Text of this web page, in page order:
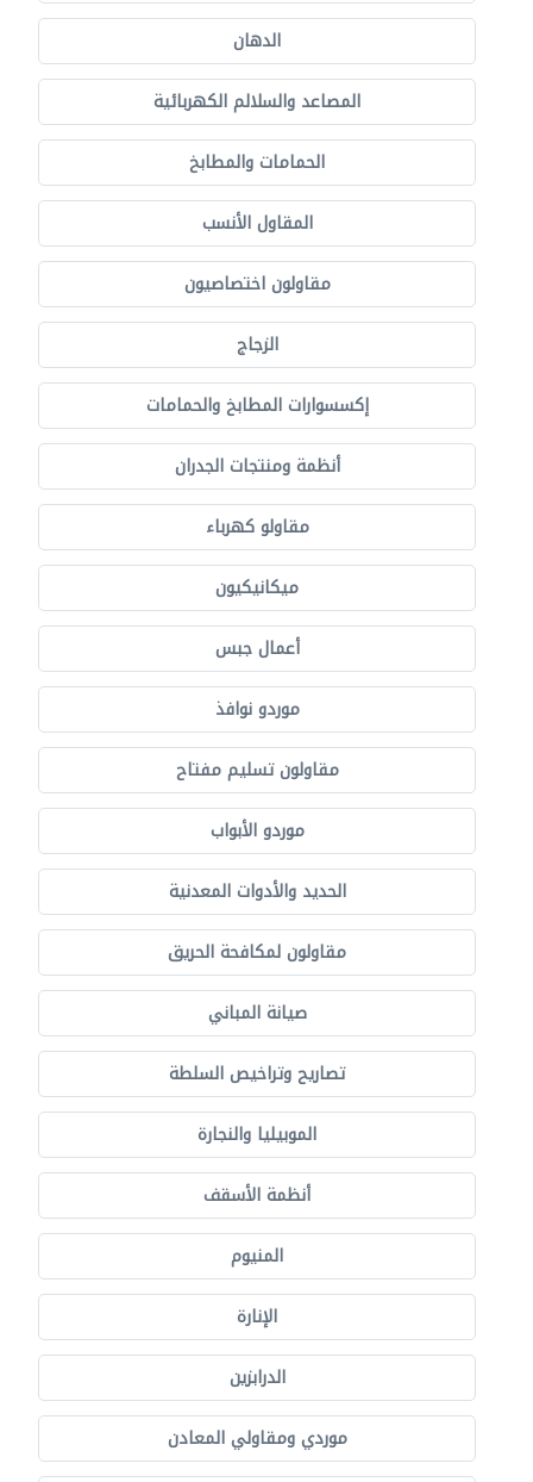
الدهان
المصاعد والسلالم الكهربائية
الحمامات والمطابخ
المقاول الأنسب
مقاولون اختصاصيون
الزجاج
إكسسوارات المطابخ والحمامات
أنظمة ومنتجات الجدران
مقاولو كهرباء
ميكانيكيون
أعمال جبس
موردو نوافذ
مقاولون تسليم مفتاح
موردو الأبواب
الحديد والأدوات المعدنية
مقاولون لمكافحة الحريق
صيانة المباني
تصاريح وتراخيص السلطة
الموبيليا والنجارة
أنظمة الأسقف
المنيوم
الإنارة
الدرابزين
موردي ومقاولي المعادن